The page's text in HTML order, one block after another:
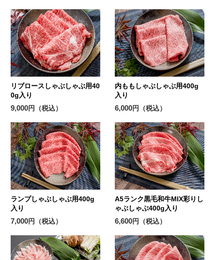
リブロースしゃぶしゃぶ用40
0g入り
9,000円（税込）
内ももしゃぶしゃぶ用400g
入り
6,000円（税込）
ランプしゃぶしゃぶ用400g
入り
7,000円（税込）
A5ランク黒毛和牛MIX彩りし
ゃぶしゃぶ400g入り
6,600円（税込）